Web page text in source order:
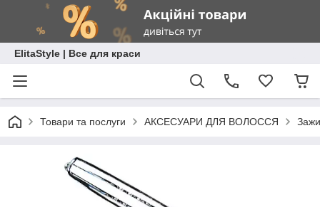
ElitaStyle | Все для краси
Товари та послуги АКСЕСУАРИ ДЛЯ ВОЛОССЯ